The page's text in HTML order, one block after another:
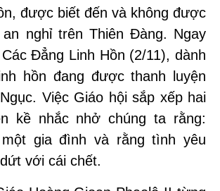
được biết đến và không được
nghỉ trên Thiên Đàng. Ngay
Đẳng Linh Hồn (2/11), dành
hồn đang được thanh luyện
Việc Giáo hội sắp xếp hai
kề nhắc nhở chúng ta rằng:
gia đình và rằng tình yêu
với cái chết.